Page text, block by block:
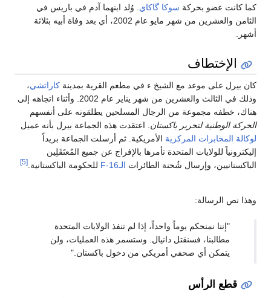
كما كانت عضو بحركة سوكا گاكاي. وُلد ابنهما آدم في باريس في
الثامن والعشرين من شهر مايو عام 2002، أي بعد وفاة أبيه بثلاثة
أشهر.
الإختطاف
كان بيرل على موعد مع الشيخ ء في مطعم القرية بمدينة كاراتشي،
وذلك في الثالث والعشرين من شهر يناير عام 2002. وأثناء اتجاهه إلى
هناك، خطفه مجموعة من الرجال المسلحين يطلقونه على أنفسهم
الحركة الوطنية لتحرير باكستان . اعتقدت هذه الجماعة بيرل بأنه عميل
لوكالة المخابرات المركزية الأمريكية. ثم أرسلت الجماعة بريداً
إليكترونياً للولايات المتحدة تأمرها بالإفراج عن جميع المُعتَقَلِين
الباكستانيين، وإرسال شُحنة الطائرات الـF-16 للحكومة الباكستانية. [5]
وهذا نص الرسالة:
"إننا نمنحكم يوماً واحداً، إذا لم تنفذ الولايات المتحدة
مطالبنا، فسنقتل دانيال. وستسمر هذه العمليات، ولن
يتمكن أي صحفي أمريكي من دخول باكستان."
قطع الرأس